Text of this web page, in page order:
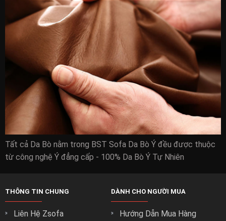
Tất cả Da Bò nằm trong BST Sofa Da Bò Ý đều được thuộc
từ công nghệ Ý đẳng cấp - 100% Da Bò Ý Tự Nhiên
THÔNG TIN CHUNG
Liên Hệ Zsofa
DÀNH CHO NGƯỜI MUA
Hướng Dẫn Mua Hàng